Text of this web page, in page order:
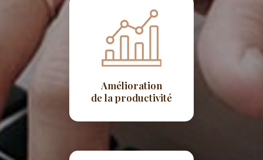
Amélioration
de la productivité